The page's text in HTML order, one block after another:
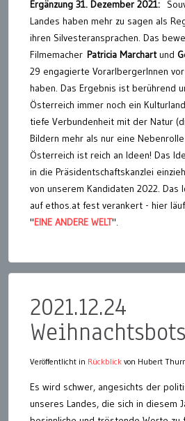
Ergänzung 31. Dezember 2021:
Landes haben mehr zu sagen als
ihren Silvesteransprachen. Das
Filmemacher Patricia Marchartund
29 engagierte VorarlbergerInnen
haben. Das Ergebnis ist berührend
Österreich immer noch ein
tiefe Verbundenheit mit der Natur
Bildern mehr als nur eine
Österreich ist reich an Ideen! Das
in die Präsidentschaftskanzlei
von unserem Kandidaten 2022. Das
auf ethos.at fest verankert - hier
"EINE ANDERE WELT".
2021.12.24
Veröffentlicht in Rückblick von Hubert
Es wird schwer, angesichts der
unseres Landes, die sich in diesem